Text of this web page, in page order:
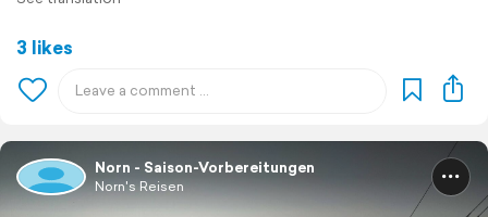
3 likes
Norn - Saison-Vorbereitungen
Norn's Reisen